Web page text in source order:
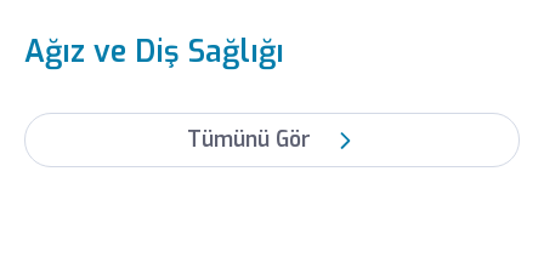
Ağız ve Diş Sağlığı
Tümünü Gör